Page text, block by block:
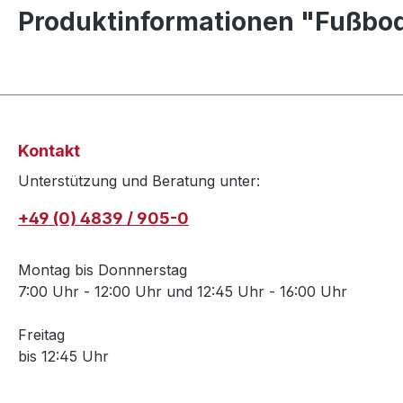
Produktinformationen
Kontakt
Unterstützung und Beratung unter:
+49 (0) 4839 / 905-0
Montag bis Donnnerstag
7:00 Uhr - 12:00 Uhr und 12:45 Uhr - 16:00 Uhr
Freitag
bis 12:45 Uhr